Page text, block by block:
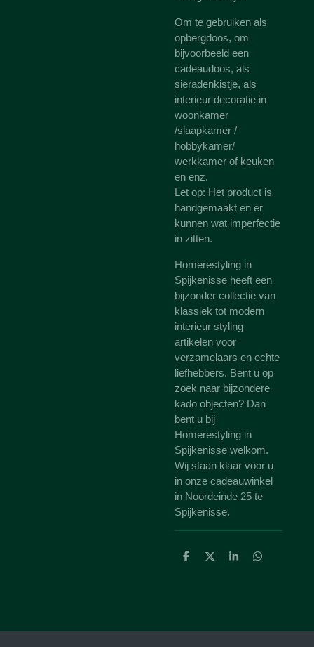
Om te gebruiken als
opbergdoos, om
bijvoorbeeld een
cadeaudoos, als
sieradenkistje, als
interieur decoratie in
woonkamer
/slaapkamer /
hobbykamer/
werkkamer of keuken
en enz.
Let op: Het product is
handgemaakt en er
kunnen wat imperfectie
in zitten.
Homerestyling in
Spijkenisse heeft een
bijzonder collectie van
klassiek tot modern
interieur styling
artikelen voor
verzamelaars en echte
liefhebbers. Bent u op
zoek naar bijzondere
kado objecten? Dan
bent u bij
Homerestyling in
Spijkenisse welkom.
Wij staan klaar voor u
in onze cadeauwinkel
in Noordeinde 25 te
Spijkenisse.
D
D
S
D